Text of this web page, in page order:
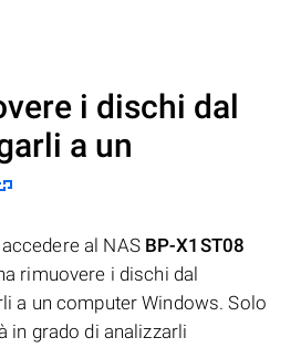
i dischi dal
a un
al NAS BP-X1ST08
rimuovere i dischi dal
a un computer Windows. Solo
in grado di analizzarli